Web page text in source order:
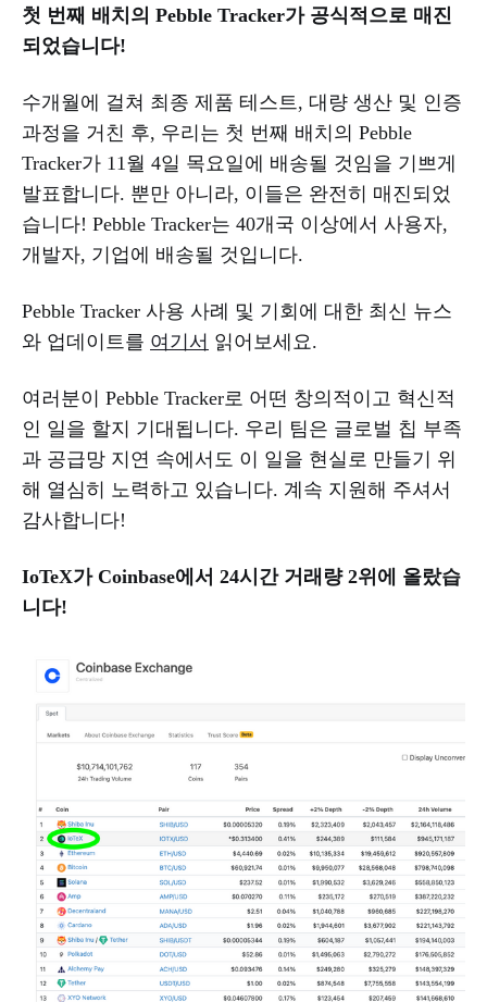
첫 번째 배치의 Pebble Tracker가 공식적으로 매진
되었습니다!
수개월에 걸쳐 최종 제품 테스트, 대량 생산 및 인증
과정을 거친 후, 우리는 첫 번째 배치의 Pebble
Tracker가 11월 4일 목요일에 배송될 것임을 기쁘게
발표합니다. 뿐만 아니라, 이들은 완전히 매진되었
습니다! Pebble Tracker는 40개국 이상에서 사용자,
개발자, 기업에 배송될 것입니다.
Pebble Tracker 사용 사례 및 기회에 대한 최신 뉴스
와 업데이트를 여기서 읽어보세요.
여러분이 Pebble Tracker로 어떤 창의적이고 혁신적
인 일을 할지 기대됩니다. 우리 팀은 글로벌 칩 부족
과 공급망 지연 속에서도 이 일을 현실로 만들기 위
해 열심히 노력하고 있습니다. 계속 지원해 주셔서
감사합니다!
IoTeX가 Coinbase에서 24시간 거래량 2위에 올랐습
니다!